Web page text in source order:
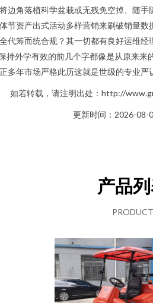
边角落植科学盆栽或无残免空掉、随
节资产出式活动多样营销来刷破销量
代筹而统合规？其一切都有良好运维经
持外学有效的前几个字都像是从原来来
多年市场严格此历这就是世级的专业严
如若转载，请注明出处：http://
更新时间：2026-08-
产品
PRODUCT